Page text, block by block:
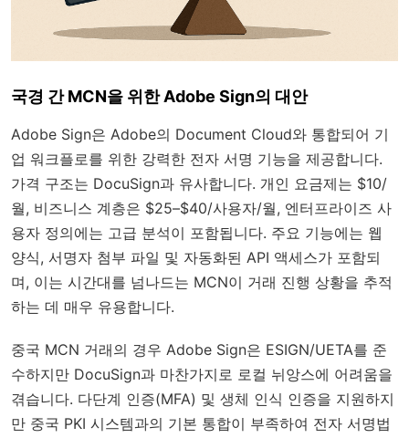
국경 간 MCN을 위한 Adobe Sign의 대안
Adobe Sign은 Adobe의 Document Cloud와 통합되어 기
업 워크플로를 위한 강력한 전자 서명 기능을 제공합니다.
가격 구조는 DocuSign과 유사합니다. 개인 요금제는 $10/
월, 비즈니스 계층은 $25–$40/사용자/월, 엔터프라이즈 사
용자 정의에는 고급 분석이 포함됩니다. 주요 기능에는 웹
양식, 서명자 첨부 파일 및 자동화된 API 액세스가 포함되
며, 이는 시간대를 넘나드는 MCN이 거래 진행 상황을 추적
하는 데 매우 유용합니다.
중국 MCN 거래의 경우 Adobe Sign은 ESIGN/UETA를 준
수하지만 DocuSign과 마찬가지로 로컬 뉘앙스에 어려움을
겪습니다. 다단계 인증(MFA) 및 생체 인식 인증을 지원하지
만 중국 PKI 시스템과의 기본 통합이 부족하여 전자 서명법